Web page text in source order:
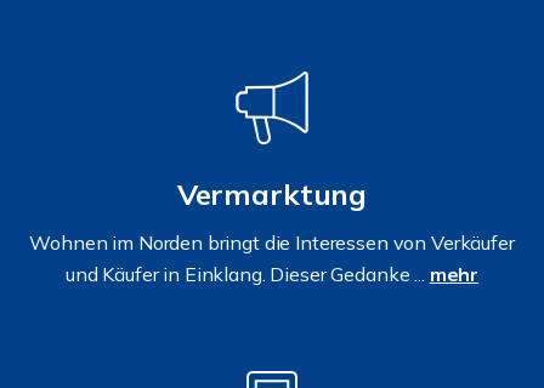
Vermarktung
Wohnen im Norden bringt die Interessen von Verkäufer
und Käufer in Einklang. Dieser Gedanke ... mehr